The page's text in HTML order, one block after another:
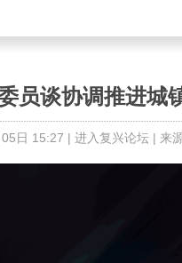
员谈协调推进城
日 15:27 | 进入复兴论坛 | 来